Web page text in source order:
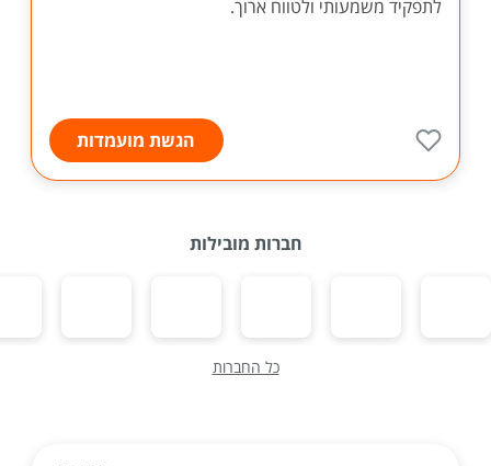
לתפקיד משמעותי ולטווח ארוך.
הגשת מועמדות
חברות מובילות
כל החברות